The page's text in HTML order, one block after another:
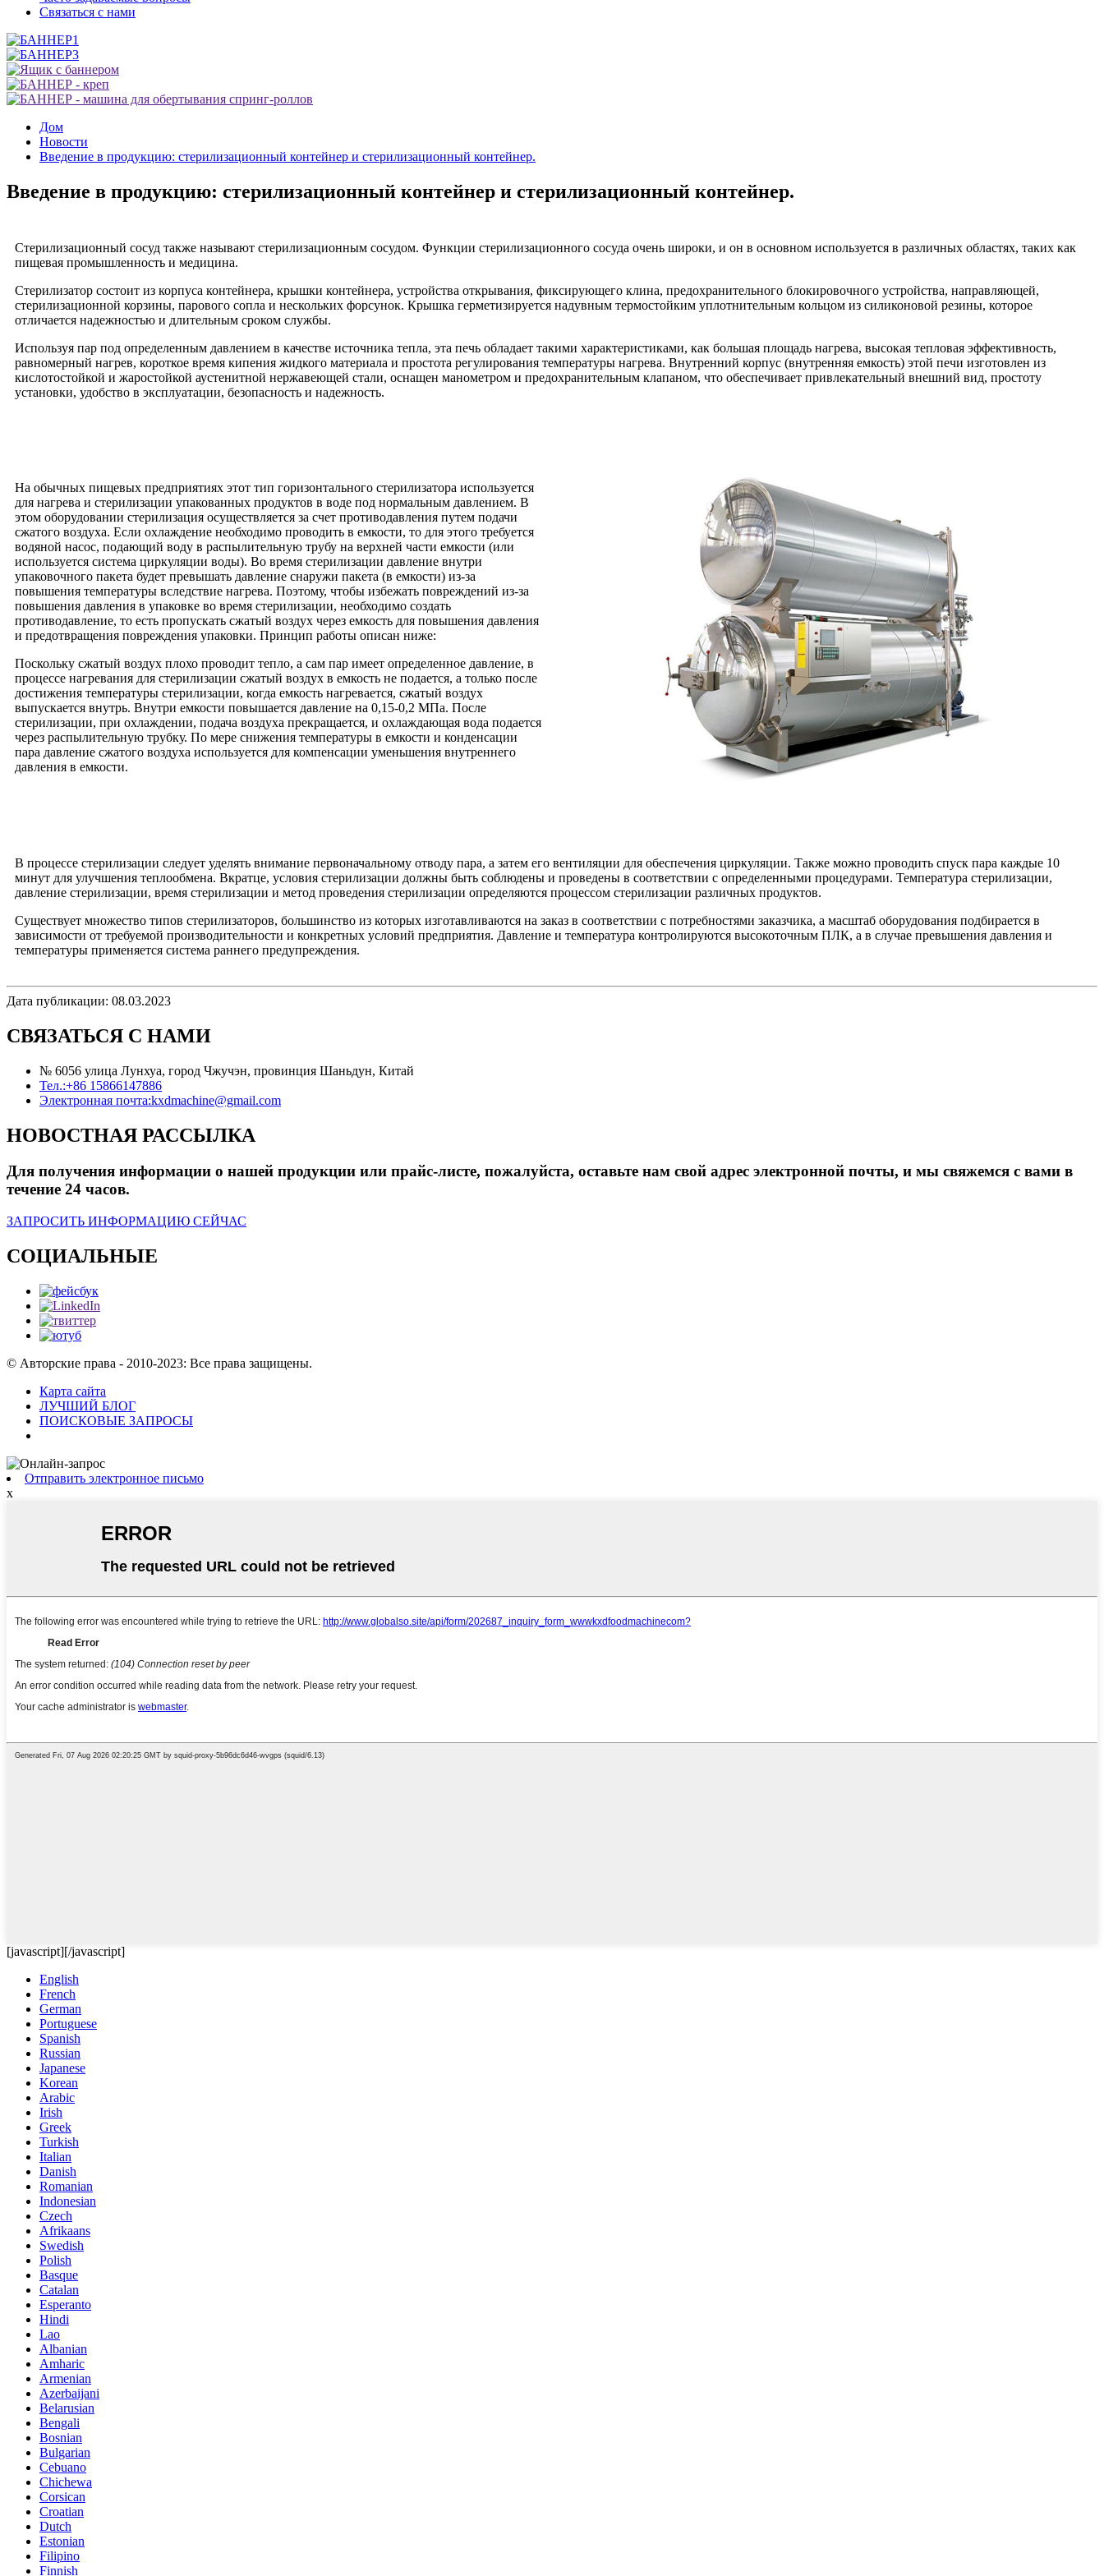
Связаться с нами
Дом
Новости
Введение в продукцию: стерилизационный контейнер и стерилизационный контейнер.
Введение в продукцию: стерилизационный контейнер и стерилизационный контейнер.
Стерилизационный сосуд также называют стерилизационным сосудом. Функции стерилизационного сосуда очень широки, и он в основном используется в различных областях, таких как
пищевая промышленность и медицина.
Стерилизатор состоит из корпуса контейнера, крышки контейнера, устройства открывания, фиксирующего клина, предохранительного блокировочного устройства, направляющей,
стерилизационной корзины, парового сопла и нескольких форсунок. Крышка герметизируется надувным термостойким уплотнительным кольцом из силиконовой резины, которое
отличается надежностью и длительным сроком службы.
Используя пар под определенным давлением в качестве источника тепла, эта печь обладает такими характеристиками, как большая площадь нагрева, высокая тепловая эффективность,
равномерный нагрев, короткое время кипения жидкого материала и простота регулирования температуры нагрева. Внутренний корпус (внутренняя емкость) этой печи изготовлен из
кислотостойкой и жаростойкой аустенитной нержавеющей стали, оснащен манометром и предохранительным клапаном, что обеспечивает привлекательный внешний вид, простоту
установки, удобство в эксплуатации, безопасность и надежность.
На обычных пищевых предприятиях этот тип горизонтального стерилизатора используется
для нагрева и стерилизации упакованных продуктов в воде под нормальным давлением. В
этом оборудовании стерилизация осуществляется за счет противодавления путем подачи
сжатого воздуха. Если охлаждение необходимо проводить в емкости, то для этого требуется
водяной насос, подающий воду в распылительную трубу на верхней части емкости (или
используется система циркуляции воды). Во время стерилизации давление внутри
упаковочного пакета будет превышать давление снаружи пакета (в емкости) из-за
повышения температуры вследствие нагрева. Поэтому, чтобы избежать повреждений из-за
повышения давления в упаковке во время стерилизации, необходимо создать
противодавление, то есть пропускать сжатый воздух через емкость для повышения давления
и предотвращения повреждения упаковки. Принцип работы описан ниже:
Поскольку сжатый воздух плохо проводит тепло, а сам пар имеет определенное давление, в
процессе нагревания для стерилизации сжатый воздух в емкость не подается, а только после
достижения температуры стерилизации, когда емкость нагревается, сжатый воздух
выпускается внутрь. Внутри емкости повышается давление на 0,15-0,2 МПа. После
стерилизации, при охлаждении, подача воздуха прекращается, и охлаждающая вода подается
через распылительную трубку. По мере снижения температуры в емкости и конденсации
пара давление сжатого воздуха используется для компенсации уменьшения внутреннего
давления в емкости.
В процессе стерилизации следует уделять внимание первоначальному отводу пара, а затем его вентиляции для обеспечения циркуляции. Также можно проводить спуск пара каждые 10
минут для улучшения теплообмена. Вкратце, условия стерилизации должны быть соблюдены и проведены в соответствии с определенными процедурами. Температура стерилизации,
давление стерилизации, время стерилизации и метод проведения стерилизации определяются процессом стерилизации различных продуктов.
Существует множество типов стерилизаторов, большинство из которых изготавливаются на заказ в соответствии с потребностями заказчика, а масштаб оборудования подбирается в
зависимости от требуемой производительности и конкретных условий предприятия. Давление и температура контролируются высокоточным ПЛК, а в случае превышения давления и
температуры применяется система раннего предупреждения.
Дата публикации: 08.03.2023
СВЯЗАТЬСЯ С НАМИ
№ 6056 улица Лунхуа, город Чжучэн, провинция Шаньдун, Китай
Тел.:+86 15866147886
Электронная почта:kxdmachine@gmail.com
НОВОСТНАЯ РАССЫЛКА
Для получения информации о нашей продукции или прайс-листе, пожалуйста, оставьте нам свой адрес электронной почты, и мы свяжемся с вами в
течение 24 часов.
ЗАПРОСИТЬ ИНФОРМАЦИЮ СЕЙЧАС
СОЦИАЛЬНЫЕ
© Авторские права - 2010-2023: Все права защищены.
Карта сайта
ЛУЧШИЙ БЛОГ
ПОИСКОВЫЕ ЗАПРОСЫ
Отправить электронное письмо
x
[javascript][/javascript]
English
French
German
Portuguese
Spanish
Russian
Japanese
Korean
Arabic
Irish
Greek
Turkish
Italian
Danish
Romanian
Indonesian
Czech
Afrikaans
Swedish
Polish
Basque
Catalan
Esperanto
Hindi
Lao
Albanian
Amharic
Armenian
Azerbaijani
Belarusian
Bengali
Bosnian
Bulgarian
Cebuano
Chichewa
Corsican
Croatian
Dutch
Estonian
Filipino
Finnish